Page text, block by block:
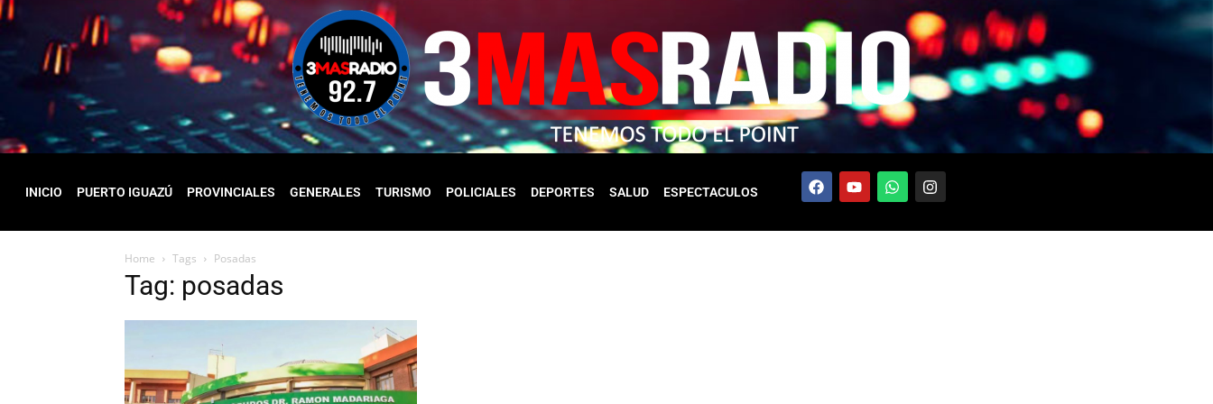
INICIO PUERTO IGUAZÚ PROVINCIALES GENERALES TURISMO POLICIALES DEPORTES SALUD ESPECTACULOS
Home Tags Posadas
Tag: posadas